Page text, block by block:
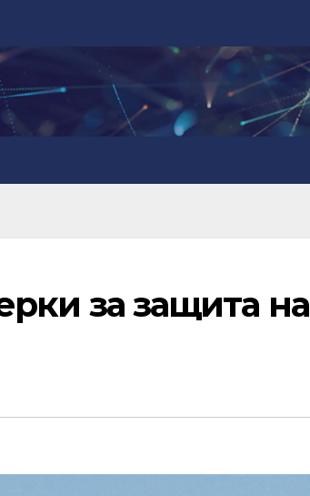
за защита на